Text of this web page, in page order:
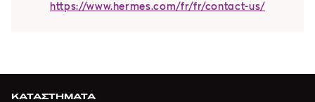
https://www.hermes.com/fr/fr/contact-us/
ΚΑΤΑΣΤΗΜΑΤΑ